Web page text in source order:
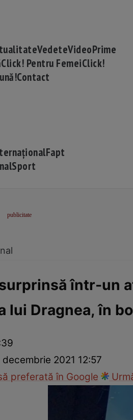
VedeteVideoPrime
Click! Pentru FemeiClick!
Contact
Fapt
Sport
într-un
lui Dragnea, în
decembrie 2021 12:57
preferată în Google